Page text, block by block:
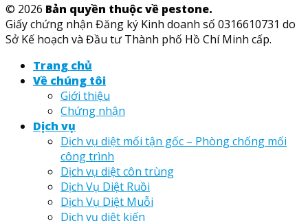
© 2026 Bản quyền thuộc về pestone.
Giấy chứng nhận Đăng ký Kinh doanh số 0316610731 do
Sở Kế hoạch và Đầu tư Thành phố Hồ Chí Minh cấp.
Trang chủ
Về chúng tôi
Giới thiệu
Chứng nhận
Dịch vụ
Dịch vụ diệt mối tận gốc – Phòng chống mối
công trình
Dịch vụ diệt côn trùng
Dịch Vụ Diệt Ruồi
Dịch Vụ Diệt Muỗi
Dịch vụ diệt kiến